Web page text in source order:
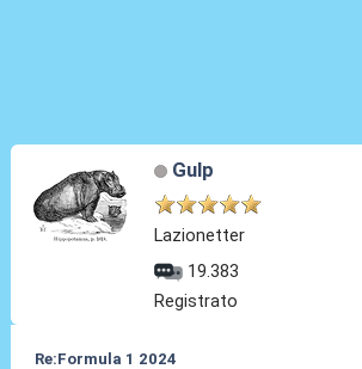
Gulp
Lazionetter
19.383
Registrato
Re:Formula 1 2024